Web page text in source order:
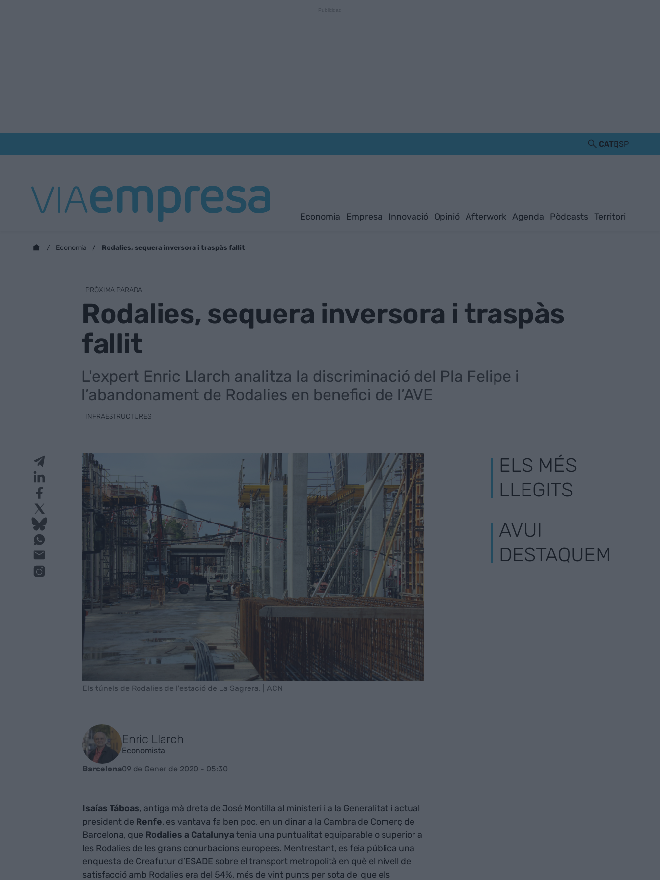
CATESP
Economia Empresa Innovació Opinió Afterwork Agenda Pòdcasts Territori
Economia Rodalies, sequera inversora i traspàs fallit
PRÒXIMA PARADA
Rodalies, sequera inversora i traspàs
fallit
L'expert Enric Llarch analitza la discriminació del Pla Felipe i
l’abandonament de Rodalies en benefici de l’AVE
INFRAESTRUCTURES
Els túnels de Rodalies de l'estació de La Sagrera. | ACN
Enric Llarch
Economista
Barcelona09 de Gener de 2020 - 05:30
Isaías Táboas, antiga mà dreta de José Montilla al ministeri i a la Generalitat i actual
president de Renfe, es vantava fa ben poc, en un dinar a la Cambra de Comerç de
Barcelona, que Rodalies a Catalunyatenia una puntualitat equiparable o superior a
les Rodalies de les grans conurbacions europees. Mentrestant, es feia pública una
enquesta de Creafutur d’ESADE sobre el transport metropolità en què el nivell de
satisfacció amb Rodalies era del 54%, més de vint punts per sota del que els
ELS MÉS
LLEGITS
AVUI
DESTAQUEM